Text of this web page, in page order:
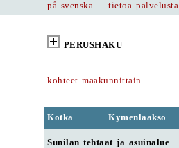
på svenska tietoa palvelusta
PERUSHAKU
kohteet maakunnittain
Kotka Kymenlaakso
Sunilan tehtaat ja asuinalue